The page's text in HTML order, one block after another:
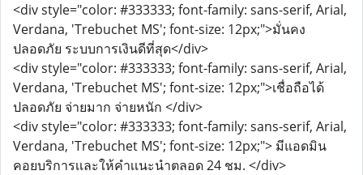
<div style="color: #333333; font-family: sans-serif, Arial,
Verdana, 'Trebuchet MS'; font-size: 12px;">มั่นคง
ปลอดภัย ระบบการเงินดีที่สุด</div>
<div style="color: #333333; font-family: sans-serif, Arial,
Verdana, 'Trebuchet MS'; font-size: 12px;">เชื่อถือได้
ปลอดภัย จ่ายมาก จ่ายหนัก </div>
<div style="color: #333333; font-family: sans-serif, Arial,
Verdana, 'Trebuchet MS'; font-size: 12px;"> มีแอดมิน
คอยบริการเเละให้คำเเนะนำตลอด 24 ชม. </div>